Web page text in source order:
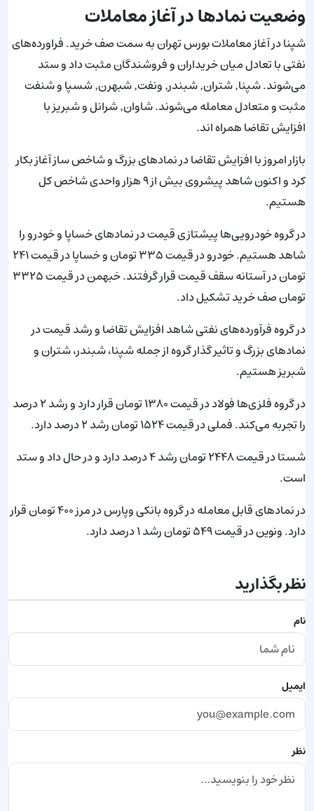
وضعیت نمادها در آغاز معاملات
شپنا در آغاز معاملات بورس تهران به سمت صف خرید. فراورده‌های
نفتی با تعادل میان خریداران و فروشندگان مثبت داد و ستد
می‌شوند. شپنا٬ شتران٬ شبندر٬ ونفت٬ شبهرن٬ شسپا و شنفت
مثبت و متعادل معامله می‌شوند. شاوان٬ شرانل و شبریز با
افزایش تقاضا همراه اند.
بازار امروز با افزایش تقاضا در نماد‌های بزرگ و شاخص ساز آغاز بکار
کرد و اکنون شاهد پیشروی بیش از ۹ هزار واحدی شاخص کل
هستیم.
در گروه خودرویی‌ها پیشتازی قیمت در نماد‌های خساپا و خودرو را
شاهد هستیم. خودرو در قیمت ۳۳۵ تومان و خساپا در قیمت ۲۴۱
تومان در آستانه سقف قیمت قرار گرفتند. خبهمن در قیمت ۳۳۲۵
تومان صف خرید تشکیل داد.
در گروه فرآورده‌های نفتی شاهد افزایش تقاضا و رشد قیمت در
نماد‌های بزرگ و تاثیر گذار گروه از جمله شپنا، شبندر، شتران و
شبریز هستیم.
در گروه فلزی‌ها فولاد در قیمت ۱۳۸۰ تومان قرار دارد و رشد ۲ درصد
را تجربه می‌کند. فملی در قیمت ۱۵۲۴ تومان رشد ۲ درصد دارد.
شستا در قیمت ۲۴۴۸ تومان رشد ۴ درصد دارد و در حال داد و ستد
است.
در نماد‌های قابل معامله در گروه بانکی وپارس در مرز ۴۰۰ تومان قرار
دارد. ونوین در قیمت ۵۴۹ تومان رشد ۱ درصد دارد.
نظر بگذارید
نام
ایمیل
نظر